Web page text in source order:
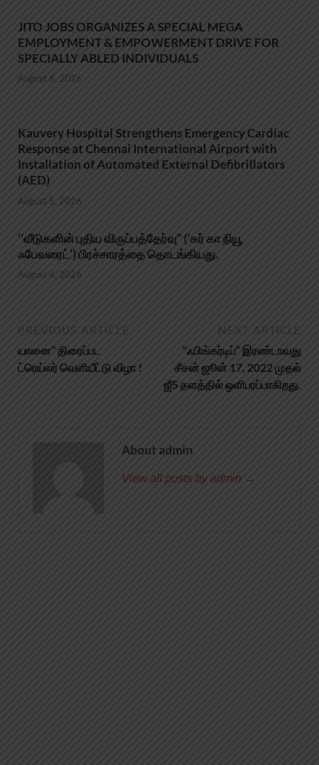
JITO JOBS ORGANIZES A SPECIAL MEGA
EMPLOYMENT & EMPOWERMENT DRIVE FOR
SPECIALLY ABLED INDIVIDUALS
August 6, 2026
Kauvery Hospital Strengthens Emergency Cardiac
Response at Chennai International Airport with
Installation of Automated External Defibrillators
(AED)
August 5, 2026
‘’வீடுகளின் புதிய விருப்பத்தேர்வு” (‘கர் கா நியூ
ஃபேவரைட்’) பிரச்சாரத்தை தொடங்கியது.
August 4, 2026
PREVIOUS ARTICLE
யானை” திரைப்பட
ட்ரெய்லர் வெளியீட்டு விழா !
NEXT ARTICLE
“ஃபிங்கர்டிப்” இரண்டாவது
சீசன் ஜூன் 17, 2022 முதல்
ஜீ5 தளத்தில் ஒளிபரப்பாகிறது.
About admin
View all posts by admin →